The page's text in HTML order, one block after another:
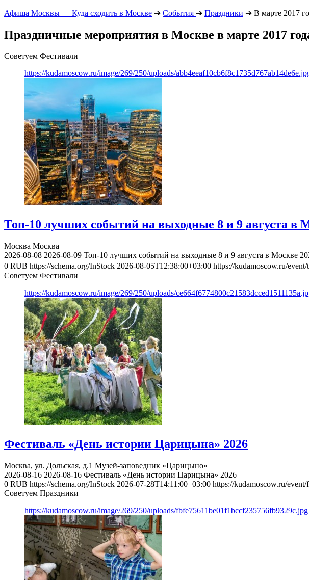
Афиша Москвы — Куда сходить в Москве ➔ События ➔ Праздники ➔ В марте 2017
Праздничные мероприятия в Москве в марте 2017
Советуем Фестивали
https://kudamoscow.ru/image/269/250/uploads/
Топ-10 лучших событий на выходные 8 и 9 августа в
Москва Москва
2026-08-08 2026-08-09 Топ-10 лучших событий на выходные 8 и 9 августа в Москве
0 RUB https://schema.org/InStock 2026-08-05T12:38:00+03:00 https://kudamoscow.ru/
Советуем Фестивали
https://kudamoscow.ru/image/269/250/uploads/
Фестиваль «День истории Царицына» 2026
Москва, ул. Дольская, д.1 Музей-заповедник «Царицыно»
2026-08-16 2026-08-16 Фестиваль «День истории Царицына» 2026
0 RUB https://schema.org/InStock 2026-07-28T14:11:00+03:00 https://kudamoscow.ru/
Советуем Праздники
https://kudamoscow.ru/image/269/250/uploads/fbfe75611be01f1bccf235756fb9329c.jpg